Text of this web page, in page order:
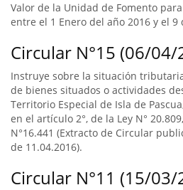
Valor de la Unidad de Fomento
entre el 1 Enero del año 2016 y el 9
Circular N°15 (06/04/
Instruye sobre la situación
de bienes situados o actividades
Territorio Especial de Isla de
en el artículo 2°, de la Ley N°
N°16.441 (Extracto de Circular
de 11.04.2016).
Circular N°11 (15/03/